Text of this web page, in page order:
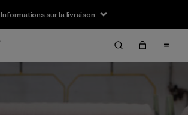
Informations sur la livraison